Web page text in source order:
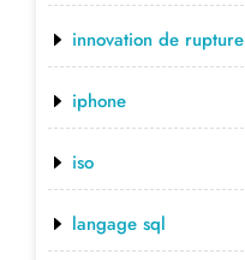
innovation de rupture
iphone
iso
langage sql